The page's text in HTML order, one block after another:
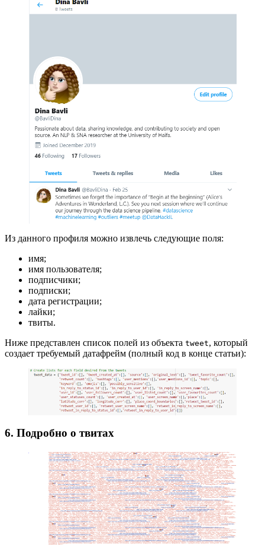
Из данного профиля можно извлечь следующие поля:
имя;
имя пользователя;
подписчики;
подписки;
дата регистрации;
лайки;
твиты.
Ниже представлен список полей из объекта tweet, который
создает требуемый датафрейм (полный код в конце статьи):
6. Подробно о твитах